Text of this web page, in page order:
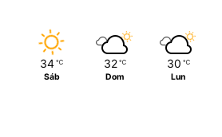
34 ℃
Sáb
32 ℃
Dom
30 ℃
Lun